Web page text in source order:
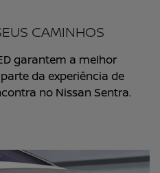
CAMINHOS
garantem a melhor
da experiência de
no Nissan Sentra.